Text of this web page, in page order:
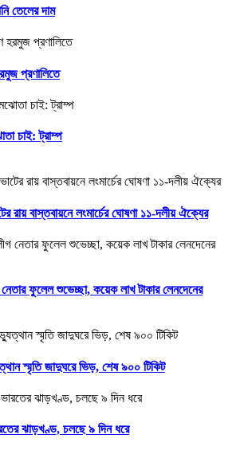
তেলের দাম
প্রণালিতে
চাই: ট্রাম্প
বাস্তবায়নে লংমার্চের ঘোষণা ১১-দলীয় ঐক্যের
ফুলেল শুভেচ্ছা, কয়েক লাখ টাকার লেনদেনের
স্মৃতি জাদুঘরে ভিড়, শেষ ৯০০ টিকিট
ঝাড়খণ্ড, চলছে ৯ দিন ধরে